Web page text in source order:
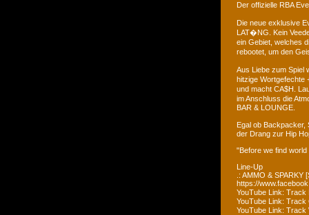
Der offizielle RBA
Die neue exklusive
LAT�NG. Kein
ein Gebiet, welches
rebootet, um den
Aus Liebe zum Spiel
hitzige Wortgefechte
und macht CA$H.
im Anschluss die
BAR & LOUNGE.
Egal ob
der Drang zur Hip
"Before we find
Line-Up
.: AMMO & SPARKY
https://
YouTube Link:
YouTube Link: Track
YouTube Link: